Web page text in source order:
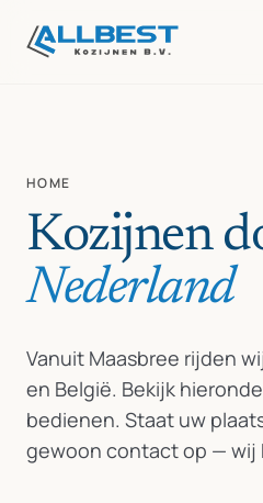
HOME
Kozijnen
Nederland
Vanuit Maasbree rijden
en België. Bekijk
bedienen. Staat uw
gewoon contact op — wij